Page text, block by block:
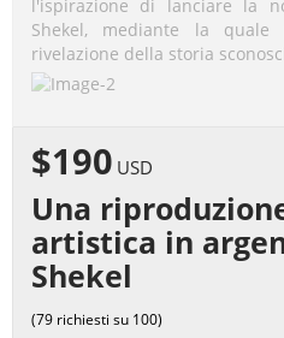
l'ispirazione di lanciare la
Shekel, mediante la
rivelazione della storia
$190 USD
Una
artistica in
Shekel
(79 richiesti su 100)